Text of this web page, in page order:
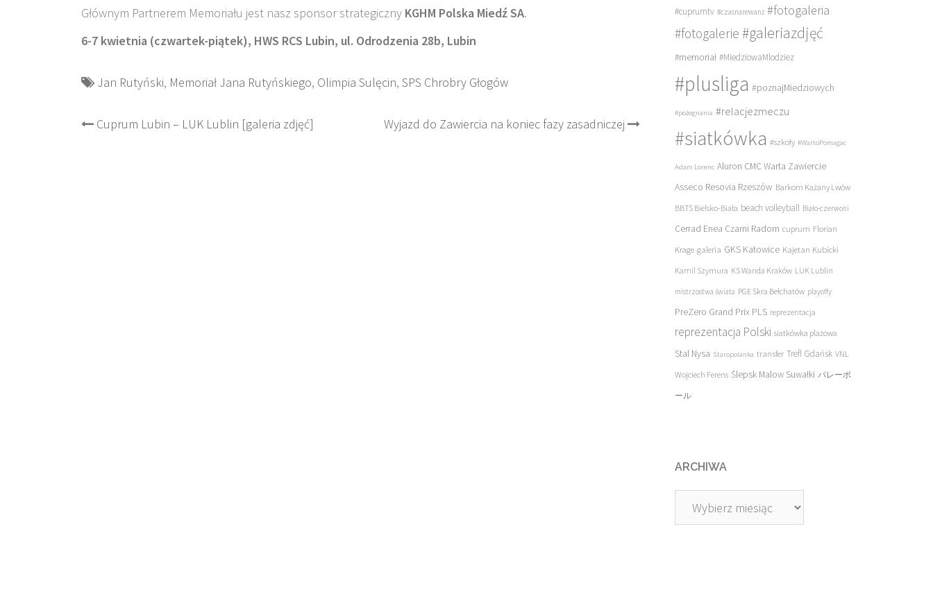
Głównym Partnerem Memoriału jest nasz sponsor strategiczny KGHM Polska Miedź SA.
6-7 kwietnia (czwartek-piątek), HWS RCS Lubin, ul. Odrodzenia 28b, Lubin
Jan Rutyński, Memoriał Jana Rutyńskiego, Olimpia Sulęcin, SPS Chrobry Głogów
Post
Cuprum Lubin – LUK Lublin [galeria zdjęć] Wyjazd do Zawiercia na koniec fazy zasadniczej
#cuprumtv #czasnarewanż #fotogaleria
#fotogalerie #galeriazdjęć
#memoriał #MiedziowaMlodziez
#plusliga #poznajMiedziowych
#pożegnania #relacjezmeczu
#siatkówka #szkoły #WartoPomagac
Adam Lorenc Aluron CMC Warta Zawiercie
Asseco Resovia Rzeszów Barkom Każany Lwów
BBTS Bielsko-Biała beach volleyball Biało-czerwoni
Cerrad Enea Czarni Radom cuprum Florian
Krage galeria GKS Katowice Kajetan Kubicki
Kamil Szymura KS Wanda Kraków LUK Lublin
mistrzostwa świata PGE Skra Bełchatów playoffy
PreZero Grand Prix PLS reprezentacja
reprezentacja Polski siatkówka plażowa
Stal Nysa Staropolanka transfer Trefl Gdańsk VNL
Wojciech Ferens Ślepsk Malow Suwałki バレーボ
ール
ARCHIWA
Archiwa